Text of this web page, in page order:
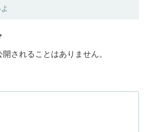
されることはありません。